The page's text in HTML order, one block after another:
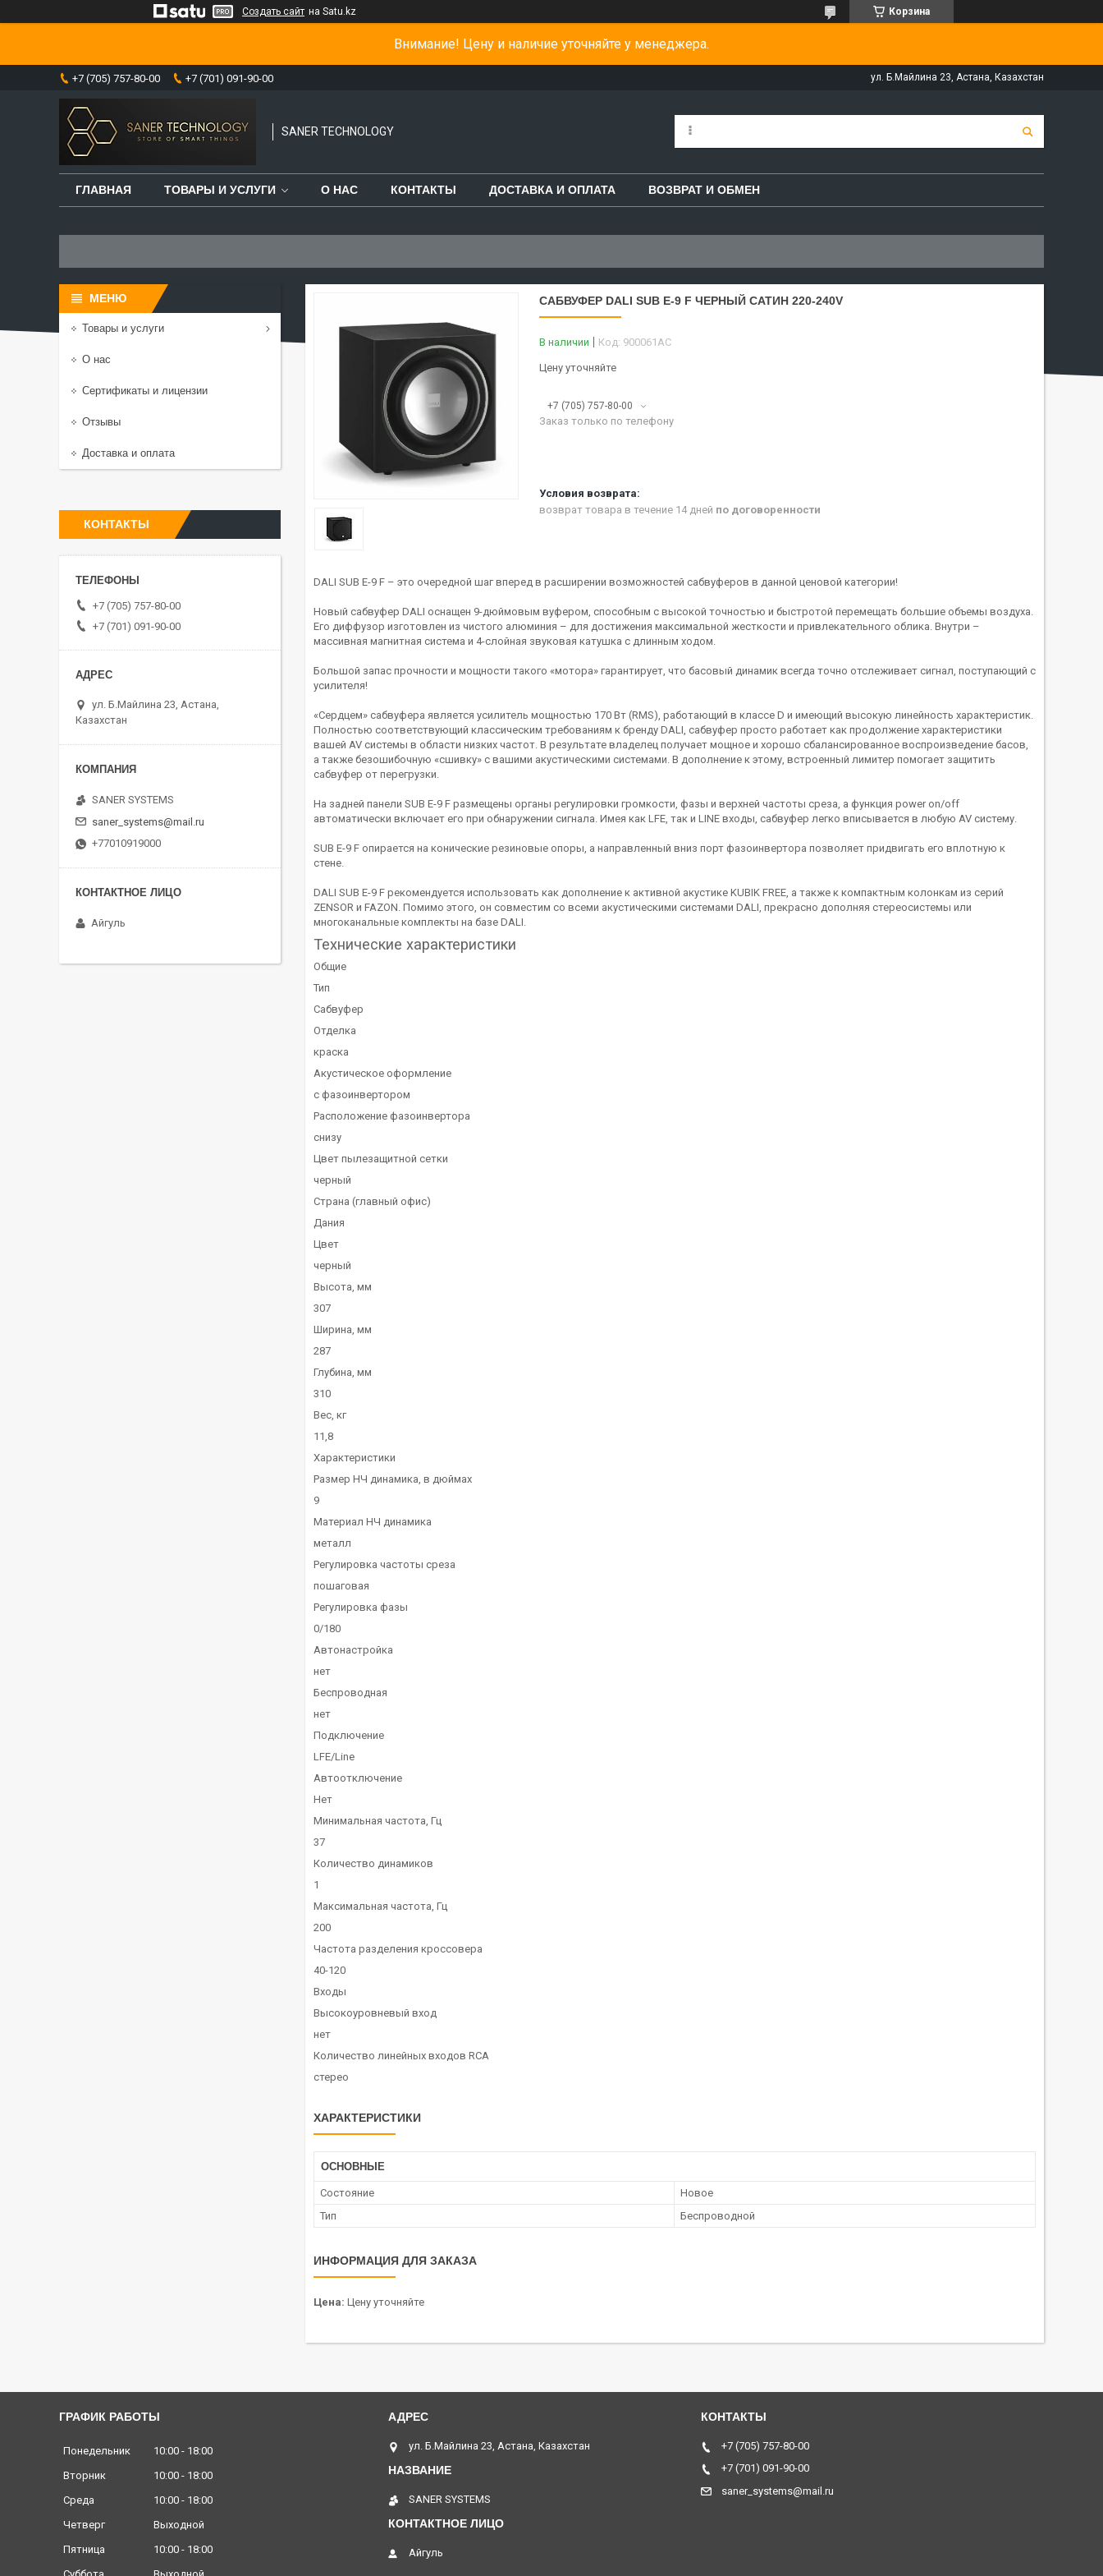
Создать сайт на Satu.kz Корзина
Внимание! Цену и наличие уточняйте у менеджера.
+7 (705) 757-80-00 +7 (701) 091-90-00 ул. Б.Майлина 23, Астана, Казахстан
SANER TECHNOLOGY
ГЛАВНАЯ ТОВАРЫ И УСЛУГИ О НАС КОНТАКТЫ ДОСТАВКА И ОПЛАТА ВОЗВРАТ И ОБМЕН
САБВУФЕР DALI SUB E-9 F ЧЕРНЫЙ САТИН 220-240V
В наличии Код: 900061AC
Цену уточняйте
+7 (705) 757-80-00
Заказ только по телефону
возврат товара в течение 14 дней по договоренности
DALI SUB E-9 F – это очередной шаг вперед в расширении возможностей сабвуферов в данной ценовой категории!
Новый сабвуфер DALI оснащен 9-дюймовым вуфером, способным с высокой точностью и быстротой перемещать большие объемы воздуха.
Его диффузор изготовлен из чистого алюминия – для достижения максимальной жесткости и привлекательного облика. Внутри –
массивная магнитная система и 4-слойная звуковая катушка с длинным ходом.
Большой запас прочности и мощности такого «мотора» гарантирует, что басовый динамик всегда точно отслеживает сигнал, поступающий с
усилителя!
«Сердцем» сабвуфера является усилитель мощностью 170 Вт (RMS), работающий в классе D и имеющий высокую линейность характеристик.
Полностью соответствующий классическим требованиям к бренду DALI, сабвуфер просто работает как продолжение характеристики
вашей AV системы в области низких частот. В результате владелец получает мощное и хорошо сбалансированное воспроизведение басов,
а также безошибочную «сшивку» с вашими акустическими системами. В дополнение к этому, встроенный лимитер помогает защитить
сабвуфер от перегрузки.
На задней панели SUB E-9 F размещены органы регулировки громкости, фазы и верхней частоты среза, а функция power on/off
автоматически включает его при обнаружении сигнала. Имея как LFE, так и LINE входы, сабвуфер легко вписывается в любую AV систему.
SUB E-9 F опирается на конические резиновые опоры, а направленный вниз порт фазоинвертора позволяет придвигать его вплотную к
стене.
DALI SUB E-9 F рекомендуется использовать как дополнение к активной акустике KUBIK FREE, а также к компактным колонкам из серий
ZENSOR и FAZON. Помимо этого, он совместим со всеми акустическими системами DALI, прекрасно дополняя стереосистемы или
многоканальные комплекты на базе DALI.
Технические характеристики
Общие
Тип
Сабвуфер
Отделка
краска
Акустическое оформление
с фазоинвертором
Расположение фазоинвертора
снизу
Цвет пылезащитной сетки
черный
Страна (главный офис)
Дания
Цвет
черный
Высота, мм
307
Ширина, мм
287
Глубина, мм
310
Вес, кг
11,8
Характеристики
Размер НЧ динамика, в дюймах
9
Материал НЧ динамика
металл
Регулировка частоты среза
пошаговая
Регулировка фазы
0/180
Автонастройка
нет
Беспроводная
нет
Подключение
LFE/Line
Автоотключение
Нет
Минимальная частота, Гц
37
Количество динамиков
1
Максимальная частота, Гц
200
Частота разделения кроссовера
40-120
Входы
Высокоуровневый вход
нет
Количество линейных входов RCA
стерео
ХАРАКТЕРИСТИКИ
ОСНОВНЫЕ
Состояние
Новое
Тип
Беспроводной
ИНФОРМАЦИЯ ДЛЯ ЗАКАЗА
Цена: Цену уточняйте
Товары и услуги
О нас
Сертификаты и лицензии
Отзывы
Доставка и оплата
КОНТАКТЫ
+7 (705) 757-80-00
+7 (701) 091-90-00
ул. Б.Майлина 23, Астана,
Казахстан
SANER SYSTEMS
saner_systems@mail.ru
+77010919000
Айгуль
ГРАФИК РАБОТЫ
Понедельник 10:00
18:00
Вторник
10:00
18:00
Среда
10:00
18:00
Четверг
Выходной
Пятница
10:00
18:00
ул. Б.Майлина 23, Астана, Казахстан
SANER SYSTEMS
Айгуль
+7 (705) 757-80-00
+7 (701) 091-90-00
saner_systems@mail.ru